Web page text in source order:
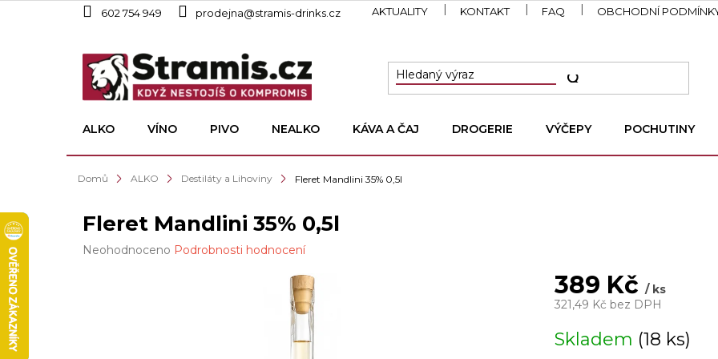
602 754 949 prodejna@stramis-drinks.cz AKTUALITY KONTAKT FAQ OBCHODNÍ
ALKO VÍNO PIVO NEALKO KÁVA A ČAJ DROGERIE VÝČEPY POCHUTINY
Domů ALKO Destiláty a Lihoviny Fleret Mandlini 35% 0,5l
Fleret Mandlini 35% 0,5l
Průměrné
Neohodnoceno Podrobnosti hodnocení
389 Kč/ ks
321,49 Kč bez DPH
cena:
Skladem (18 ks)